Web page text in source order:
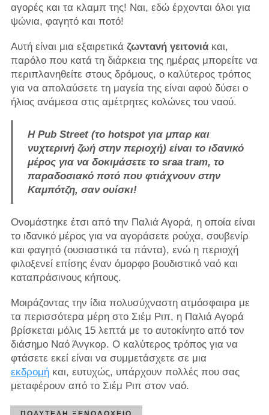
αγορές και τα κλαμπ της! Ναι, εδώ έρχονται όλοι για
ψώνια, φαγητό και ποτό!
Αυτή είναι μια εξαιρετικά ζωντανή γειτονιάκαι,
παρόλο που κατά τη διάρκεια της ημέρας μπορείτε να
περιπλανηθείτε στους δρόμους, ο καλύτερος τρόπος
για να απολαύσετε τη μαγεία της είναι αφού δύσει ο
ήλιος ανάμεσα στις αμέτρητες κολώνες του ναού.
Η Pub Street (το hotspot για μπαρ και
νυχτερινή ζωή στην περιοχή) είναι το ιδανικό
μέρος για να δοκιμάσετε το sraa tram, το
παραδοσιακό ποτό που φτιάχνουν στην
Καμπότζη, σαν ουίσκι!
Ονομάστηκε έτσι από την Παλιά Αγορά, η οποία είναι
το ιδανικό μέρος για να αγοράσετε ρούχα, σουβενίρ
και φαγητό (ουσιαστικά τα πάντα), ενώ η περιοχή
φιλοξενεί επίσης έναν όμορφο βουδιστικό ναό και
καταπράσινους κήπους.
Μοιράζοντας την ίδια πολυσύχναστη ατμόσφαιρα με
τα περισσότερα μέρη στο Σιέμ Ριπ, η Παλιά Αγορά
βρίσκεται μόλις 15 λεπτά με το αυτοκίνητο από τον
διάσημο Ναό Άνγκορ. Ο καλύτερος τρόπος για να
φτάσετε εκεί είναι να συμμετάσχετε σε μια
εκδρομήκαι, ευτυχώς, υπάρχουν πολλές που σας
μεταφέρουν από το Σιέμ Ριπ στον ναό.